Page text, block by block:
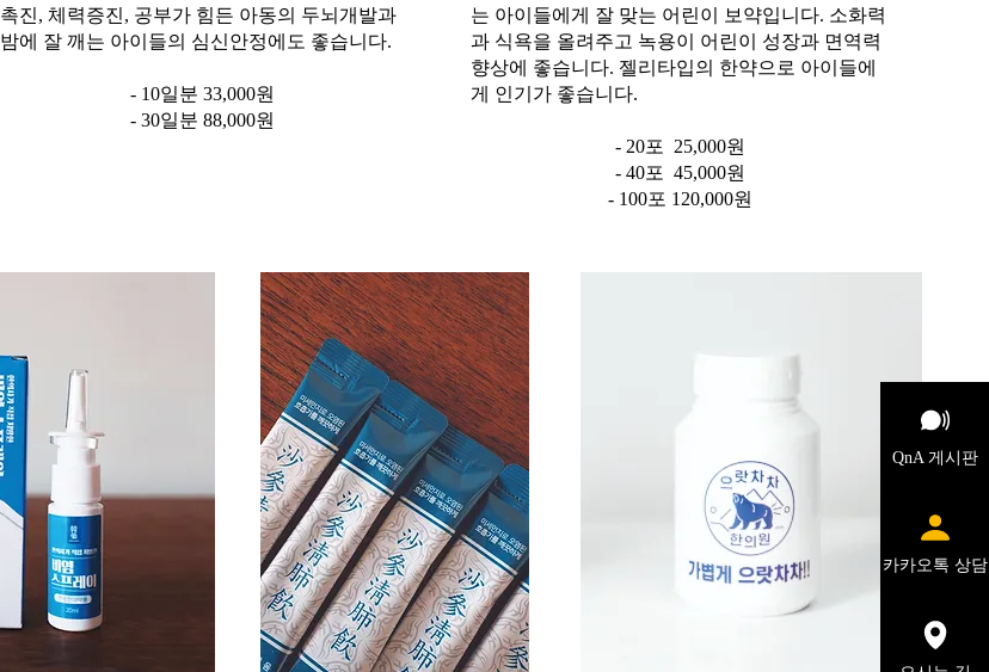
QnA 게시판
카카오톡 상담
촉진, 체력증진, 공부가 힘든 아동의 두뇌개발과
밤에 잘 깨는 아이들의 심신안정에도 좋습니다.
- 10일분 33,000원
- 30일분 88,000원
는 아이들에게 잘 맞는 어린이 보약입니다. 소화력
과 식욕을 올려주고 녹용이 어린이 성장과 면역력
향상에 좋습니다. 젤리타입의 한약으로 아이들에
게 인기가 좋습니다.
- 20포 25,000원
- 40포 45,000원
- 100포 120,000원